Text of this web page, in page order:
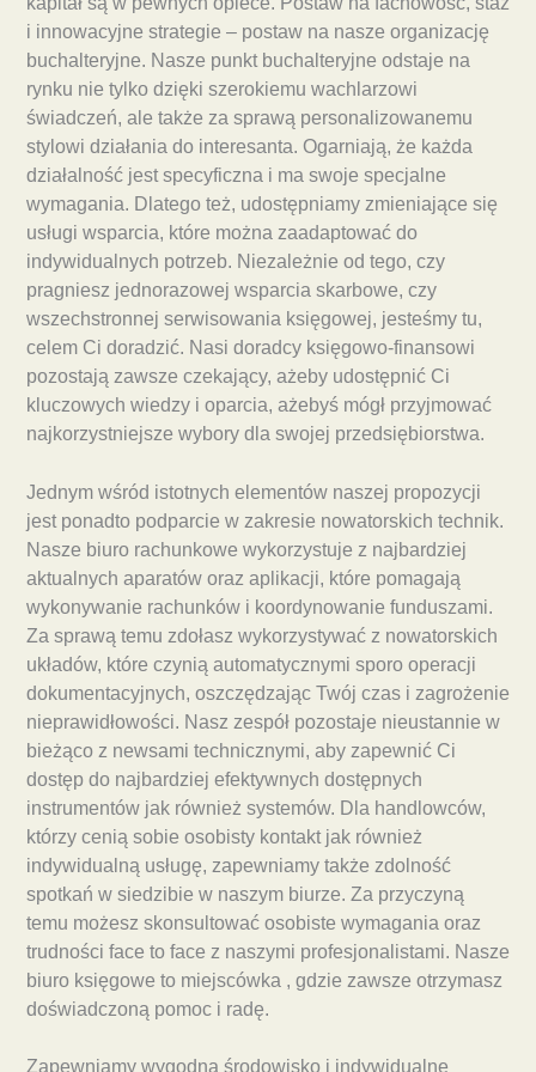
i innowacyjne strategie – postaw na nasze organizację
buchalteryjne. Nasze punkt buchalteryjne odstaje na
rynku nie tylko dzięki szerokiemu wachlarzowi
świadczeń, ale także za sprawą personalizowanemu
stylowi działania do interesanta. Ogarniają, że każda
działalność jest specyficzna i ma swoje specjalne
wymagania. Dlatego też, udostępniamy zmieniające się
usługi wsparcia, które można zaadaptować do
indywidualnych potrzeb. Niezależnie od tego, czy
pragniesz jednorazowej wsparcia skarbowe, czy
wszechstronnej serwisowania księgowej, jesteśmy tu,
celem Ci doradzić. Nasi doradcy księgowo-finansowi
pozostają zawsze czekający, ażeby udostępnić Ci
kluczowych wiedzy i oparcia, ażebyś mógł przyjmować
najkorzystniejsze wybory dla swojej przedsiębiorstwa.
Jednym wśród istotnych elementów naszej propozycji
jest ponadto podparcie w zakresie nowatorskich technik.
Nasze biuro rachunkowe wykorzystuje z najbardziej
aktualnych aparatów oraz aplikacji, które pomagają
wykonywanie rachunków i koordynowanie funduszami.
Za sprawą temu zdołasz wykorzystywać z nowatorskich
układów, które czynią automatycznymi sporo operacji
dokumentacyjnych, oszczędzając Twój czas i zagrożenie
nieprawidłowości. Nasz zespół pozostaje nieustannie w
bieżąco z newsami technicznymi, aby zapewnić Ci
dostęp do najbardziej efektywnych dostępnych
instrumentów jak również systemów. Dla handlowców,
którzy cenią sobie osobisty kontakt jak również
indywidualną usługę, zapewniamy także zdolność
spotkań w siedzibie w naszym biurze. Za przyczyną
temu możesz skonsultować osobiste wymagania oraz
trudności face to face z naszymi profesjonalistami. Nasze
biuro księgowe to miejscówka , gdzie zawsze otrzymasz
doświadczoną pomoc i radę.
Zapewniamy wygodną środowisko i indywidualne